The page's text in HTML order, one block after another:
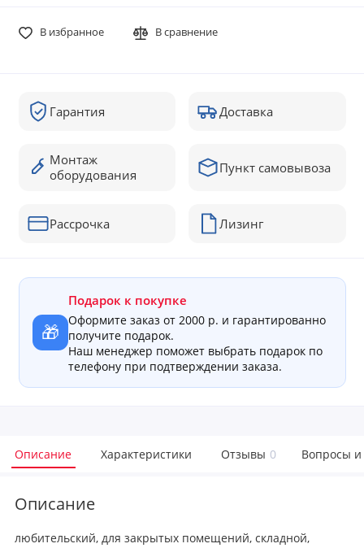
В избранное В сравнение
Гарантия Доставка
Монтаж
оборудования
Пункт самовывоза
Рассрочка Лизинг
🎁
Подарок к покупке
Оформите заказ от 2000 р. и гарантированно
получите подарок.
Наш менеджер поможет выбрать подарок по
телефону при подтверждении заказа.
Описание Характеристики Отзывы 0 Вопросы и
Описание
любительский, для закрытых помещений, складной,